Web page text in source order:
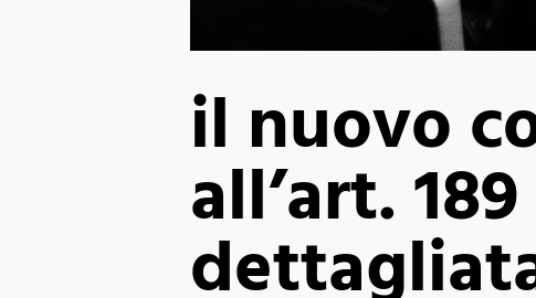
il nuovo
all’art.